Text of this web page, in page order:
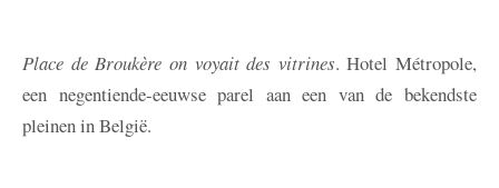
Place de Broukère on voyait des vitrines. Hotel Métropole,
een negentiende-eeuwse parel aan een van de bekendste
pleinen in België.